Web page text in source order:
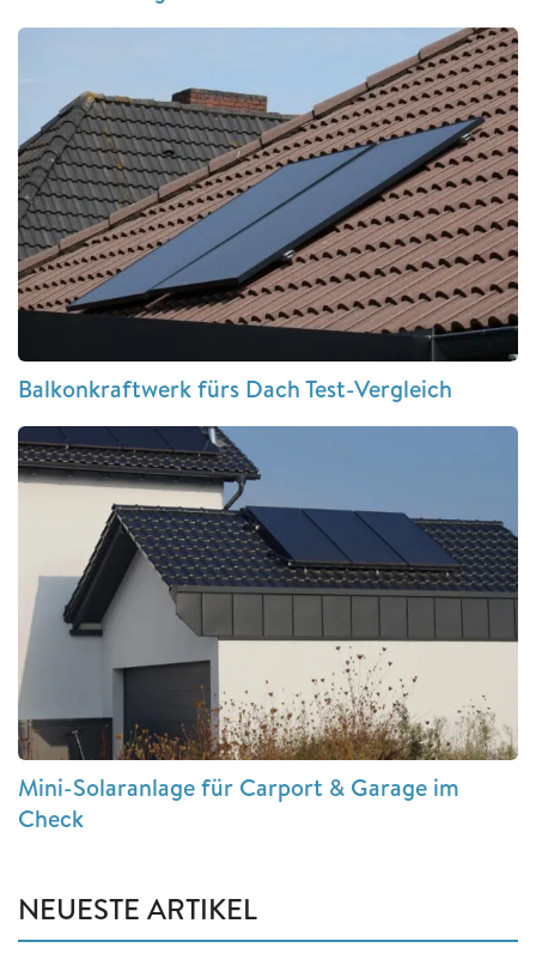
Balkonkraftwerk fürs Dach Test-Vergleich
Mini-Solaranlage für Carport & Garage im
Check
NEUESTE ARTIKEL